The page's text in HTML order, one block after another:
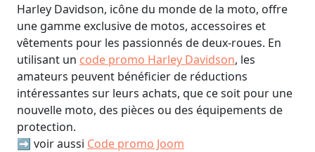
Harley Davidson, icône du monde de la moto, offre
une gamme exclusive de motos, accessoires et
vêtements pour les passionnés de deux-roues. En
utilisant un code promo Harley Davidson, les
amateurs peuvent bénéficier de réductions
intéressantes sur leurs achats, que ce soit pour une
nouvelle moto, des pièces ou des équipements de
protection.
➡️ voir aussi Code promo Joom